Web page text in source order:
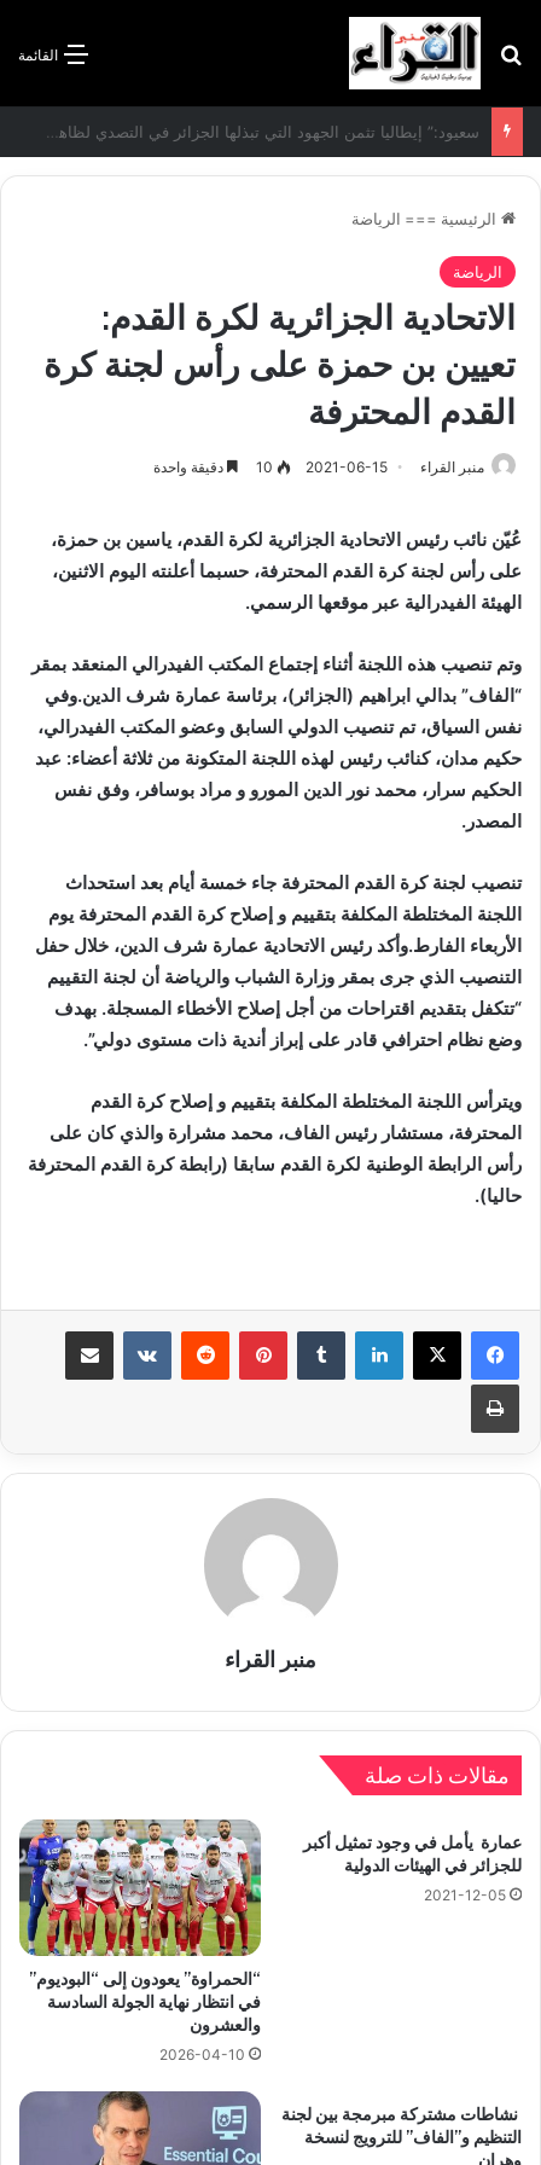
القائمة بحث عن
الرئيسية === الرياضة
الرياضة
الاتحادية الجزائرية لكرة القدم:
تعيين بن حمزة على رأس لجنة كرة
القدم المحترفة
منبر القراء 2021-06-15
10 دقيقة واحدة
عُيّن نائب رئيس الاتحادية الجزائرية لكرة القدم، ياسين بن حمزة،
على رأس لجنة كرة القدم المحترفة، حسبما أعلنته اليوم الاثنين،
الهيئة الفيدرالية عبر موقعها الرسمي.
وتم تنصيب هذه اللجنة أثناء إجتماع المكتب الفيدرالي المنعقد بمقر
“الفاف” بدالي ابراهيم (الجزائر)، برئاسة عمارة شرف الدين.وفي
نفس السياق، تم تنصيب الدولي السابق وعضو المكتب الفيدرالي،
حكيم مدان، كنائب رئيس لهذه اللجنة المتكونة من ثلاثة أعضاء: عبد
الحكيم سرار، محمد نور الدين المورو و مراد بوسافر، وفق نفس
المصدر.
تنصيب لجنة كرة القدم المحترفة جاء خمسة أيام بعد استحداث
اللجنة المختلطة المكلفة بتقييم و إصلاح كرة القدم المحترفة يوم
الأربعاء الفارط.وأكد رئيس الاتحادية عمارة شرف الدين، خلال حفل
التنصيب الذي جرى بمقر وزارة الشباب والرياضة أن لجنة التقييم
“تتكفل بتقديم اقتراحات من أجل إصلاح الأخطاء المسجلة. بهدف
وضع نظام احترافي قادر على إبراز أندية ذات مستوى دولي”.
ويترأس اللجنة المختلطة المكلفة بتقييم و إصلاح كرة القدم
المحترفة، مستشار رئيس الفاف، محمد مشرارة والذي كان على
رأس الرابطة الوطنية لكرة القدم سابقا (رابطة كرة القدم المحترفة
حاليا).
لينكدإن بينتيريست
طباعة
منبر القراء
مقالات ذات صلة
عمارة يأمل في وجود تمثيل أكبر
للجزائر في الهيئات الدولية
2021-12-05
“الحمراوة” يعودون إلى “البوديوم”
في انتظار نهاية الجولة السادسة
والعشرون
2026-04-10
نشاطات مشتركة مبرمجة بين لجنة
التنظيم و”الفاف” للترويج لنسخة
وهران